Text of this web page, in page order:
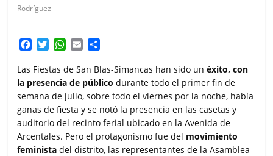
Rodríguez
c
e
b
o
o
k
i
t
t
e
W
a
t
s
A
p
p
a
i
m
p
a
r
t
r
Las Fiestas de San Blas-Simancas han sido unéxito, con
la presencia de público durante todo el primer fin de
semana de julio, sobre todo el viernes por la noche, había
ganas de fiesta y se notó la presencia en las casetas y
auditorio del recinto ferial ubicado en la Avenida de
Arcentales. Pero el protagonismo fue del movimiento
feminista del distrito, las representantes de la Asamblea